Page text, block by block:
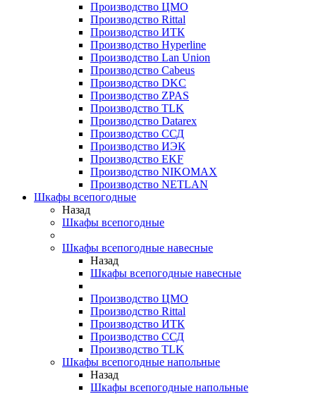
Производство ЦМО
Производство Rittal
Производство ИТК
Производство Hyperline
Производство Lan Union
Производство Cabeus
Производство DKC
Производство ZPAS
Производство TLK
Производство Datarex
Производство ССД
Производство ИЭК
Производство EKF
Производство NIKOMAX
Производство NETLAN
Шкафы всепогодные
Назад
Шкафы всепогодные
Шкафы всепогодные навесные
Назад
Шкафы всепогодные навесные
Производство ЦМО
Производство Rittal
Производство ИТК
Производство ССД
Производство TLK
Шкафы всепогодные напольные
Назад
Шкафы всепогодные напольные